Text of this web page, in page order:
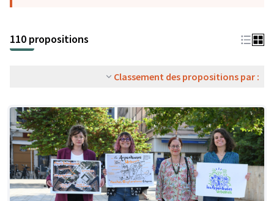
110 propositions
Classement des propositions par :